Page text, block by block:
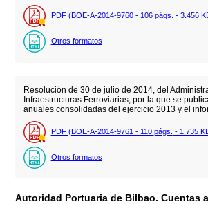
PDF (BOE-A-2014-9760 - 106 págs. - 3.456
Otros formatos
Resolución de 30 de julio de 2014, del
Infraestructuras Ferroviarias, por la que se
anuales consolidadas del ejercicio 2013 y el
PDF (BOE-A-2014-9761 - 110 págs. - 1.735
Otros formatos
Autoridad Portuaria de Bilbao. Cuentas